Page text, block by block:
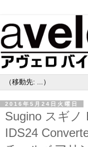
2016年5月24日火曜日
Sugino スギノ
IDS24